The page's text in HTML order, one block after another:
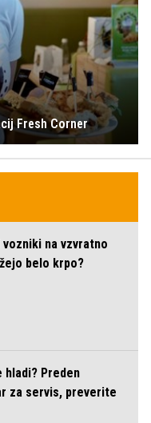
Fresh Corner
na vzvratno
belo krpo?
hladi? Preden
za servis, preverite